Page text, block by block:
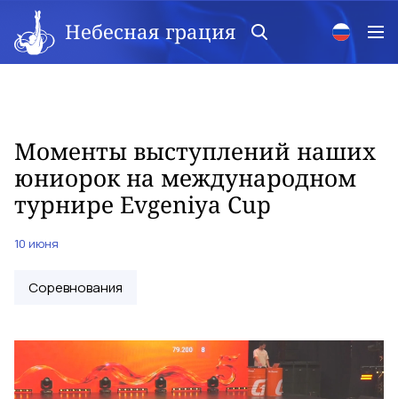
Небесная грация
Моменты выступлений наших
юниорок на международном
турнире Evgeniya Cup
10 июня
Соревнования